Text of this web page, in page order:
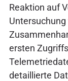
Reaktion auf
ersten
detaillierte